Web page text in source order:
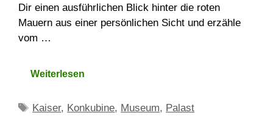
Dir einen ausführlichen Blick hinter die roten
Mauern aus einer persönlichen Sicht und erzähle
vom …
Weiterlesen
Schlagwörter
Kaiser, Konkubine, Museum, Palast